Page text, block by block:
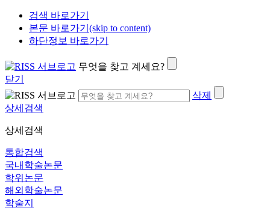
검색 바로가기
본문 바로가기(skip to content)
하단정보 바로가기
무엇을 찾고 계세요?
닫기
삭제
상세검색
상세검색
통합검색
국내학술논문
학위논문
해외학술논문
학술지